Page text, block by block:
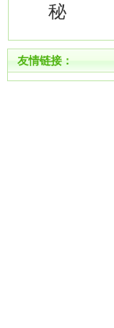
秘
友情链接：